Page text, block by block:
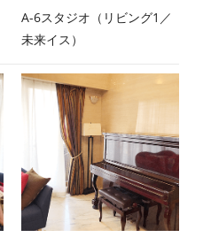
A-6スタジオ（リビング1／
未来イス）